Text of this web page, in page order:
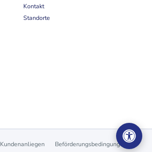
Kontakt
Standorte
Kundenanliegen Beförderungsbedingungen